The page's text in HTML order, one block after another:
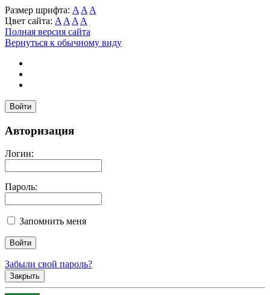
Размер шрифта: A A A
Цвет сайта: A A A A
Полная версия сайта
Вернуться к обычному виду
Войти
Авторизация
Логин:
Пароль:
Запомнить меня
Забыли свой пароль?
Закрыть